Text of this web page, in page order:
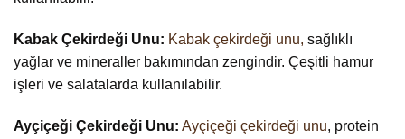
Kabak Çekirdeği Unu: Kabak çekirdeği unu, sağlıklı
yağlar ve mineraller bakımından zengindir. Çeşitli hamur
işleri ve salatalarda kullanılabilir.
Ayçiçeği Çekirdeği Unu: Ayçiçeği çekirdeği unu, protein